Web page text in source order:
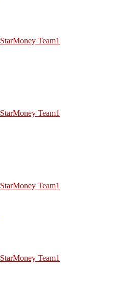
StarMoney Team1
StarMoney Team1
StarMoney Team1
StarMoney Team1